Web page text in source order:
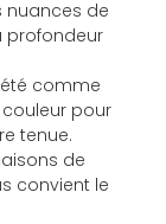
nuances de
profondeur
comme
pour
tenue.
de
convient le